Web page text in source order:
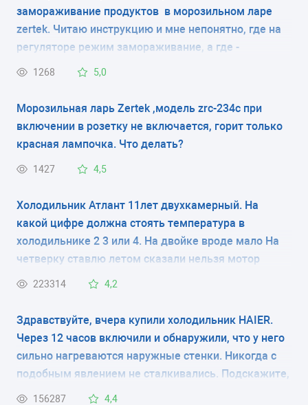
ZRK-230H
ZRK-278H
ZRK-503C
замораживание продуктов в морозильном ларе
zertek. Читаю инструкцию и мне непонятно, где на
регуляторе режим замораживание, а где -
хранение. Написано по-английски, перевод по
ларя вообще не замерзли в течение суток, только
вверху - иней на стенках и слабо подмерзли
продукты. Заранее благодарю.
1268 5,0
Морозильная ларь Zertek ,модель zrc-234c при
включении в розетку не включается, горит только
красная лампочка. Что делать?
1427 4,5
Холодильник Атлант 11лет двухкамерный. На
какой цифре должна стоять температура в
холодильнике 2 3 или 4. На двойке вроде мало На
четверку ставлю летом сказали нельзя мотор
испортится
223314 4,2
Здравствуйте, вчера купили холодильник HAIER.
Через 12 часов включили и обнаружили, что у него
сильно нагреваются наружные стенки. Никогда с
подобным явлением не сталкивались. Подскажите,
это неисправность холодильника или это
156287 4,4